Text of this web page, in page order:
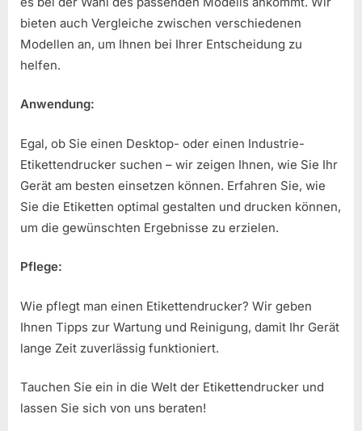
bieten auch Vergleiche zwischen verschiedenen
Modellen an, um Ihnen bei Ihrer Entscheidung zu
helfen.
Anwendung:
Egal, ob Sie einen Desktop- oder einen Industrie-
Etikettendrucker suchen – wir zeigen Ihnen, wie Sie Ihr
Gerät am besten einsetzen können. Erfahren Sie, wie
Sie die Etiketten optimal gestalten und drucken können,
um die gewünschten Ergebnisse zu erzielen.
Pflege:
Wie pflegt man einen Etikettendrucker? Wir geben
Ihnen Tipps zur Wartung und Reinigung, damit Ihr Gerät
lange Zeit zuverlässig funktioniert.
Tauchen Sie ein in die Welt der Etikettendrucker und
lassen Sie sich von uns beraten!